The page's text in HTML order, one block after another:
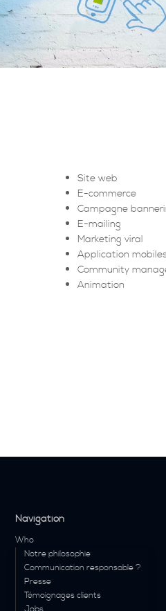
Site web
E-commerce
Campagne
E-mailing
Marketing viral
Application
Community
Animation
Navigation
Who
Notre philosophie
Communication responsable ?
Presse
Témoignages clients